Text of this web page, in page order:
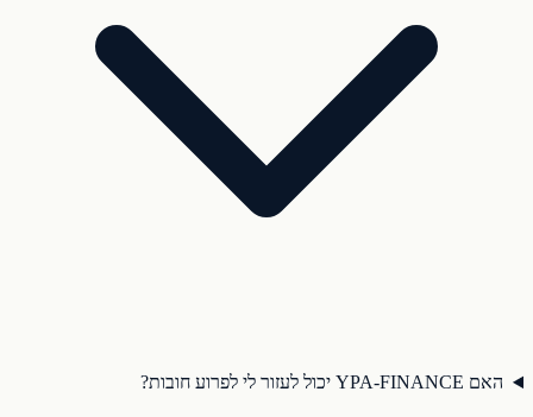
האם YPA-FINANCE יכול לעזור לי לפרוע חובות?